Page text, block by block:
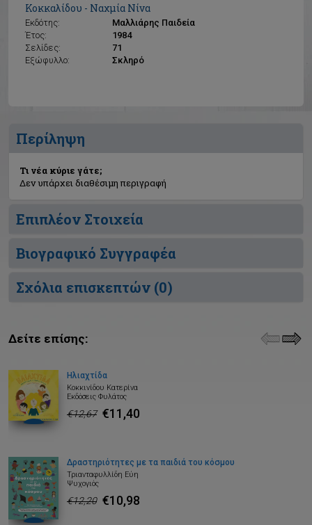
Κοκκαλίδου - Ναχμία Νίνα
Εκδότης:
Μαλλιάρης Παιδεία
Έτος:
1984
Σελίδες:
71
Εξώφυλλο:
Σκληρό
Περίληψη
Τι νέα κύριε γάτε;
Δεν υπάρχει διαθέσιμη περιγραφή
Επιπλέον Στοιχεία
Βιογραφικό Συγγραφέα
Σχόλια επισκεπτών (0)
Δείτε επίσης:
Ηλιαχτίδα
Κοκκινίδου Κατερίνα
Εκδόσεις Φυλάτος
€12,67 €11,40
Δραστηριότητες με τα παιδιά του κόσμου
Τριανταφυλλίδη Εύη
Ψυχογιός
€12,20 €10,98